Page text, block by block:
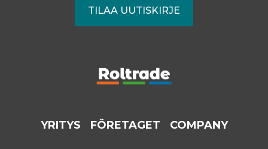
YRITYS FÖRETAGET COMPANY